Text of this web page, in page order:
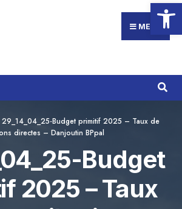
Ouvrir
MENU
29_14_04_25-Budget primitif 2025 – Taux de
directes – Danjoutin BPpal
Budget
2025 – Taux